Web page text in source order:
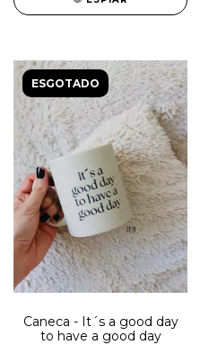
ESGOTADO
Caneca - It´s a good day
to have a good day